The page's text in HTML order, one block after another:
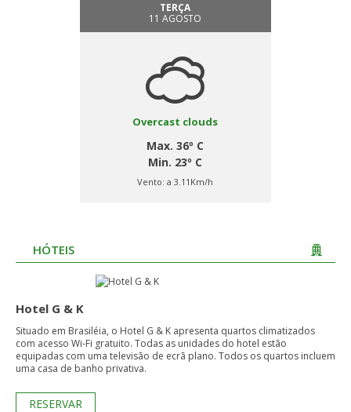
TERÇA
11 AGOSTO
Overcast clouds
Max. 36º C
Min. 23º C
Vento:a 3.11Km/h
HÓTEIS
Hotel G & K
Situado em Brasiléia, o Hotel G & K apresenta quartos climatizados
com acesso Wi-Fi gratuito. Todas as unidades do hotel estão
equipadas com uma televisão de ecrã plano. Todos os quartos incluem
uma casa de banho privativa.
RESERVAR